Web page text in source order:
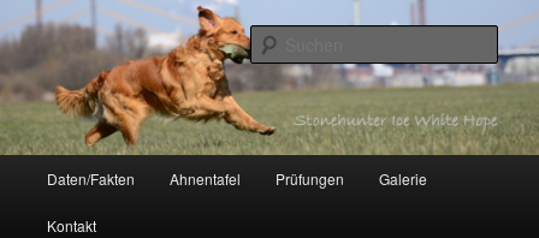
Zum
Inhalt
wechseln
Stonehunter Ice White Hope
Daten/Fakten Ahnentafel Prüfungen Galerie
Kontakt